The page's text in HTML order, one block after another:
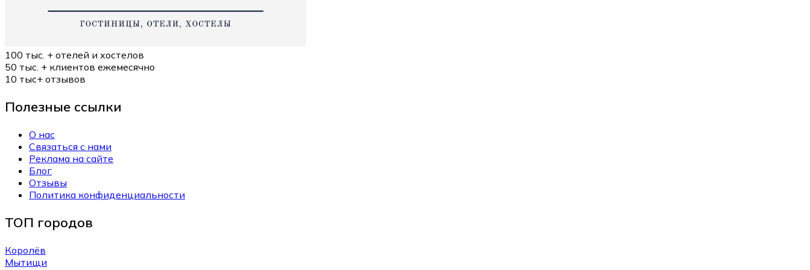
100 тыс. + отелей и хостелов
50 тыс. + клиентов ежемесячно
10 тыс+ отзывов
Полезные ссылки
О нас
Связаться с нами
Реклама на сайте
Блог
Отзывы
Политика конфиденциальности
ТОП городов
Королёв
Мытищи